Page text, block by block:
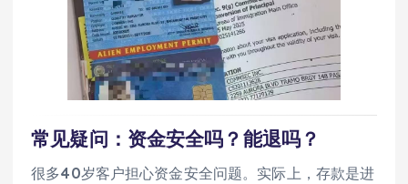
常见疑问：资金安全吗？能退吗？
很多40岁客户担心资金安全问题。实际上，存款是进